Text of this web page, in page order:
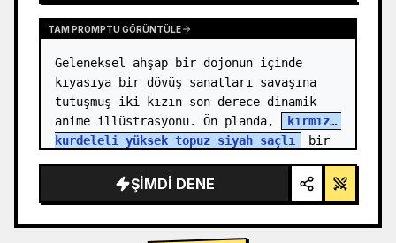
TAM PROMPTU GÖRÜNTÜLE
Geleneksel ahşap bir dojonun içinde
kıyasıya bir dövüş sanatları savaşına
tutuşmuş iki kızın son derece dinamik
anime illüstrasyonu. Ön planda,
kırmızı
kurdeleli yüksek topuz siyah saçlı
bir
ŞIMDI DENE